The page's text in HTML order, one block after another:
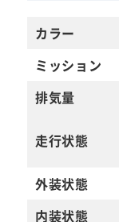
カラー
ミッション
排気量
走行状態
外装状態
内装状態